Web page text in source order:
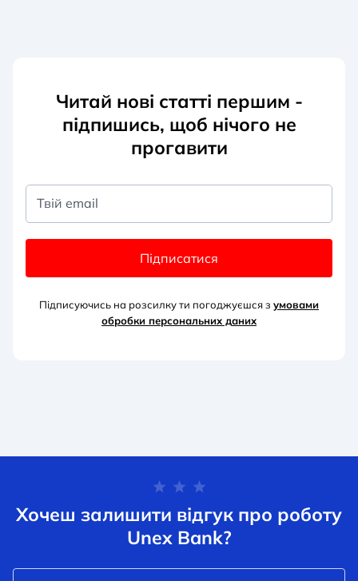
Читай нові статті першим -
підпишись, щоб нічого не
прогавити
Твій email
Підписатися
Підписуючись на розсилку ти погоджуєшся з умовами
обробки персональних даних
Хочеш залишити відгук про роботу
Unex Bank?